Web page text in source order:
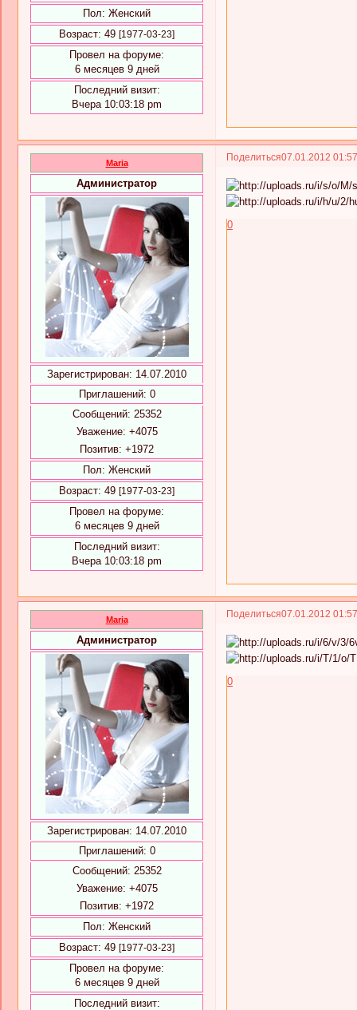
Пол: Женский
Возраст: 49 [1977-03-23]
Провел на форуме:
6 месяцев 9 дней
Последний визит:
Вчера 10:03:18 pm
Поделиться07.01.2012
Maria
Администратор
Зарегистрирован: 14.07.2010
Приглашений: 0
Сообщений: 25352
Уважение: +4075
Позитив: +1972
Пол: Женский
Возраст: 49 [1977-03-23]
Провел на форуме:
6 месяцев 9 дней
Последний визит:
Вчера 10:03:18 pm
0
Поделиться07.01.2012
Maria
Администратор
Зарегистрирован: 14.07.2010
Приглашений: 0
Сообщений: 25352
Уважение: +4075
Позитив: +1972
Пол: Женский
Возраст: 49 [1977-03-23]
Провел на форуме:
6 месяцев 9 дней
Последний визит:
0